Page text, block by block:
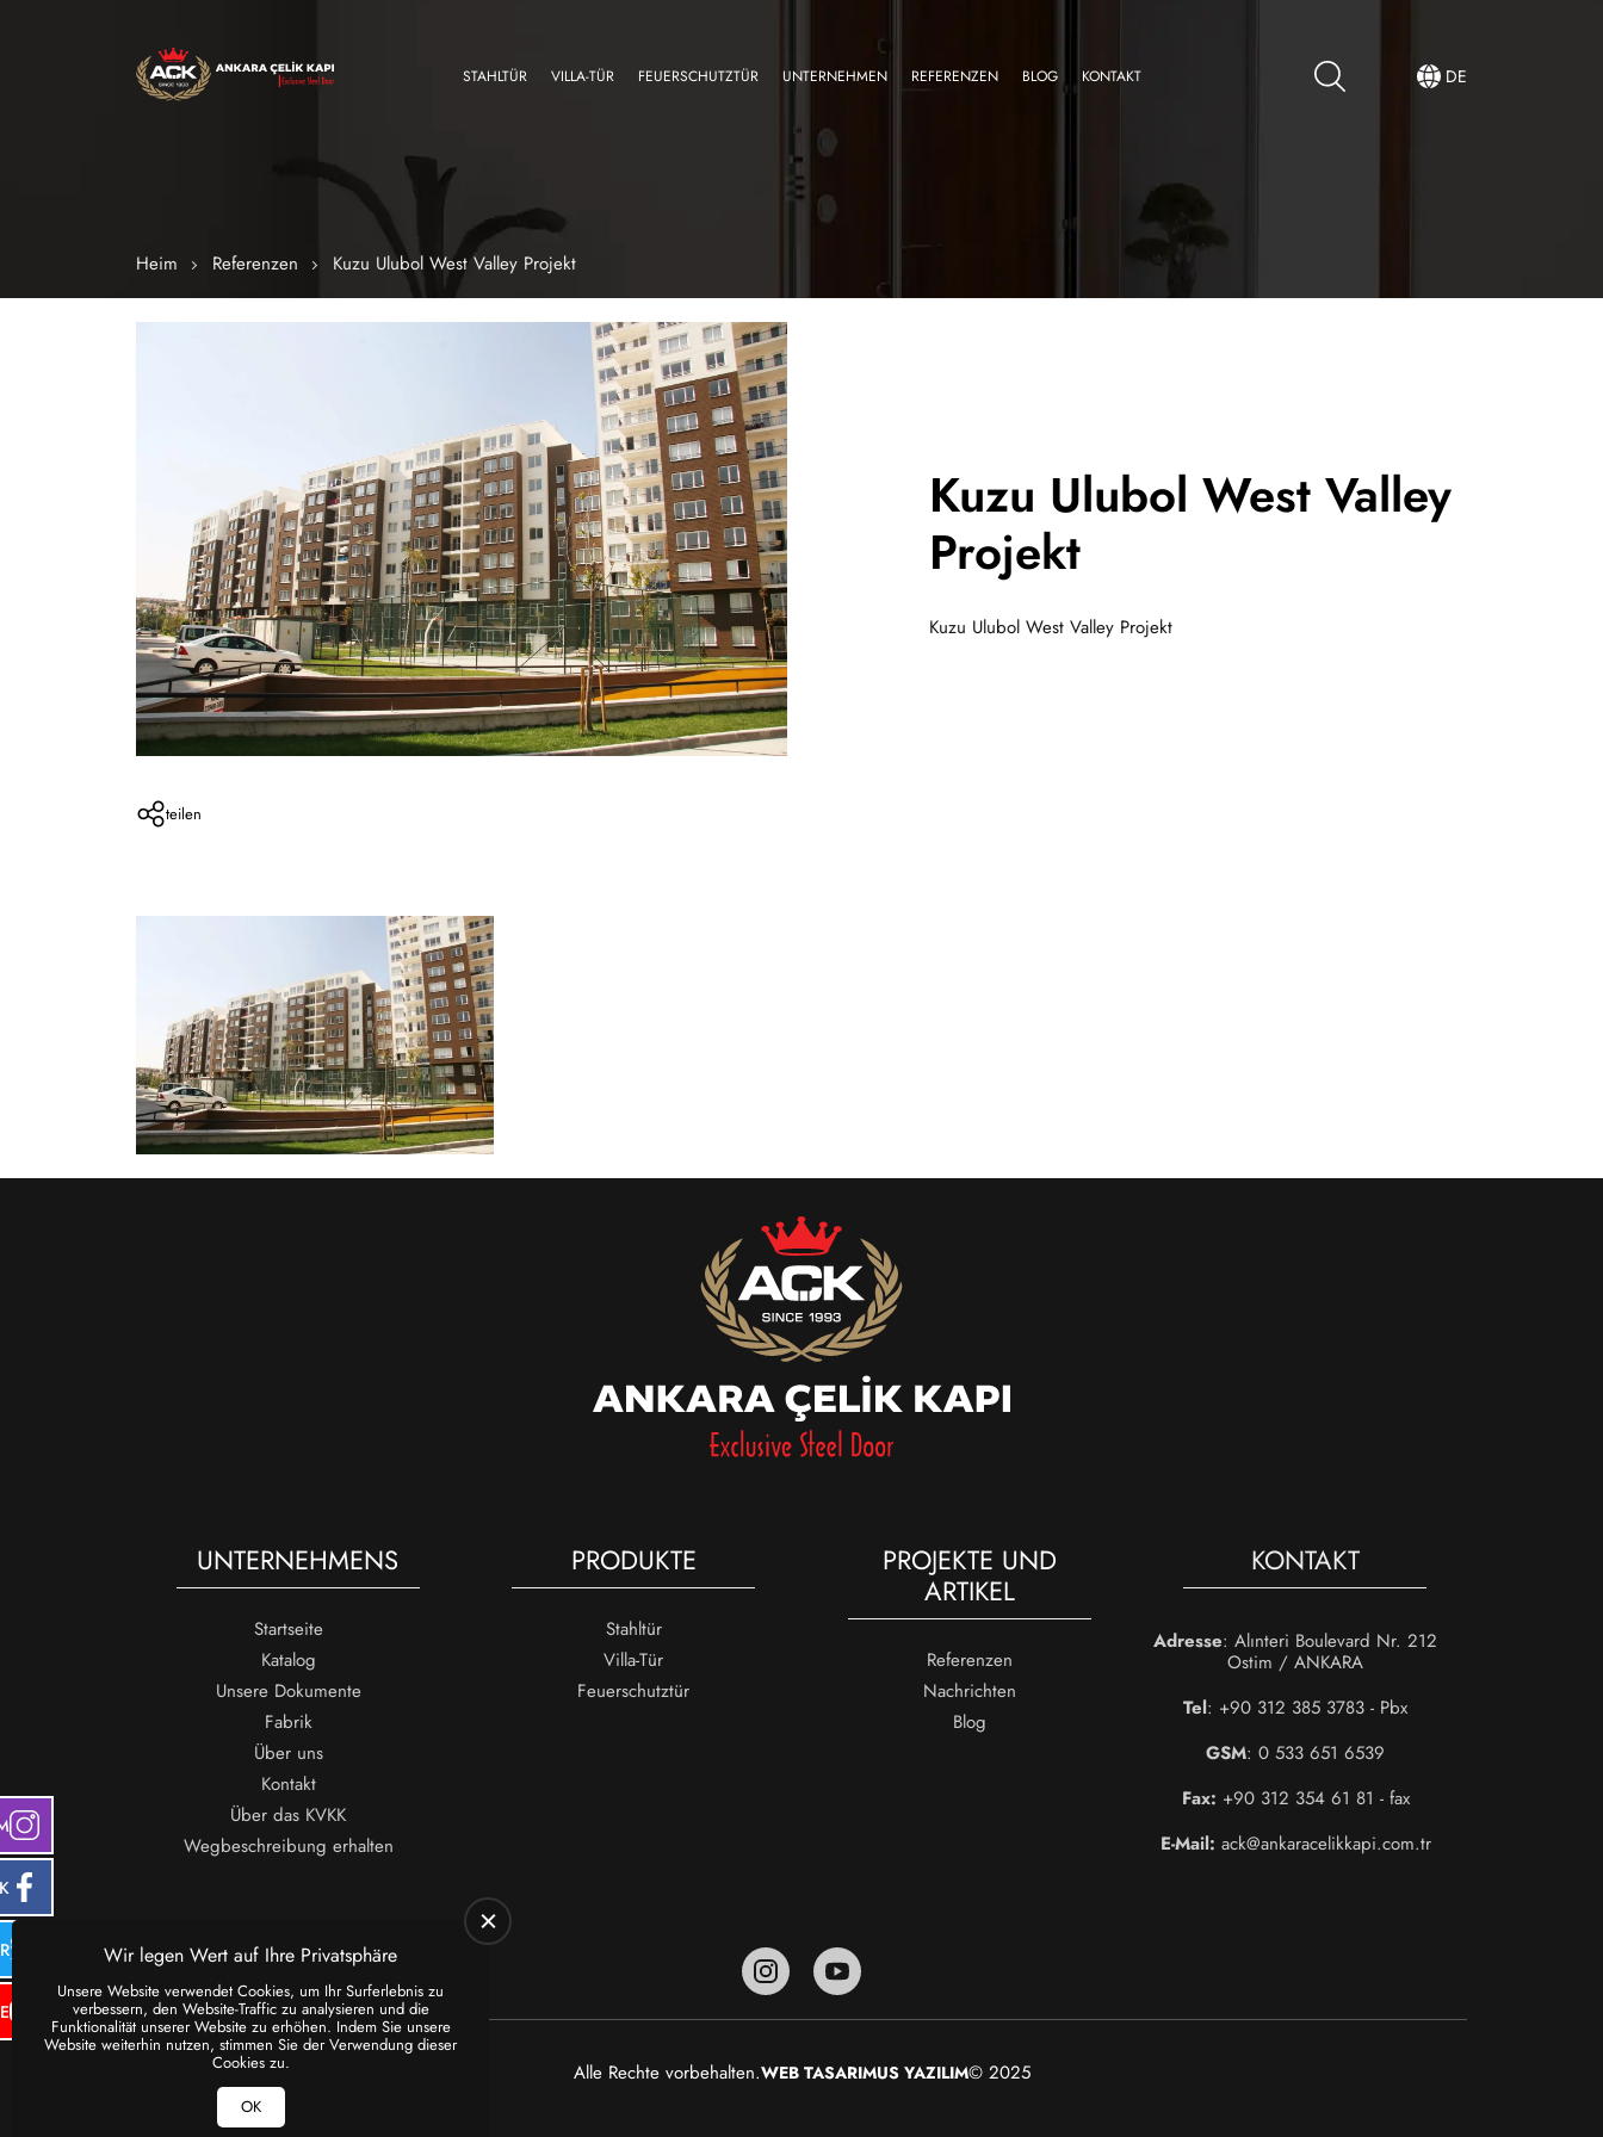
STAHLTÜR VILLA-TÜR FEUERSCHUTZTÜR UNTERNEHMEN REFERENZEN BLOG KONTAKT DE
Heim Referenzen Kuzu Ulubol West Valley Projekt
Kuzu Ulubol West Valley
Projekt
Kuzu Ulubol West Valley Projekt
teilen
UNTERNEHMENS
Startseite
Katalog
Unsere Dokumente
Fabrik
Über uns
Kontakt
Über das KVKK
Wegbeschreibung erhalten
PRODUKTE
Stahltür
Villa-Tür
Feuerschutztür
PROJEKTE UND
ARTIKEL
Referenzen
Nachrichten
Blog
KONTAKT
Adresse: Alınteri Boulevard Nr. 212
Ostim / ANKARA
Tel: +90 312 385 3783 - Pbx
GSM: 0 533 651 6539
Fax: +90 312 354 61 81 - fax
E-Mail: ack@ankaracelikkapi.com.tr
Alle Rechte vorbehalten.WEB TASARIMUS YAZILIM© 2025
Wir legen Wert auf Ihre Privatsphäre
Unsere Website verwendet Cookies, um Ihr Surferlebnis zu
verbessern, den Website-Traffic zu analysieren und die
Funktionalität unserer Website zu erhöhen. Indem Sie unsere
Website weiterhin nutzen, stimmen Sie der Verwendung dieser
Cookies zu.
OK